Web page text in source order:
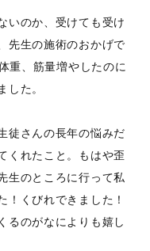
いのか、受けても受け
先生の施術のおかげで
重、筋量増やしたのに
した。
徒さんの長年の悩みだ
くれたこと。もはや歪
生のところに行って私
！くびれできました！
るのがなによりも嬉し